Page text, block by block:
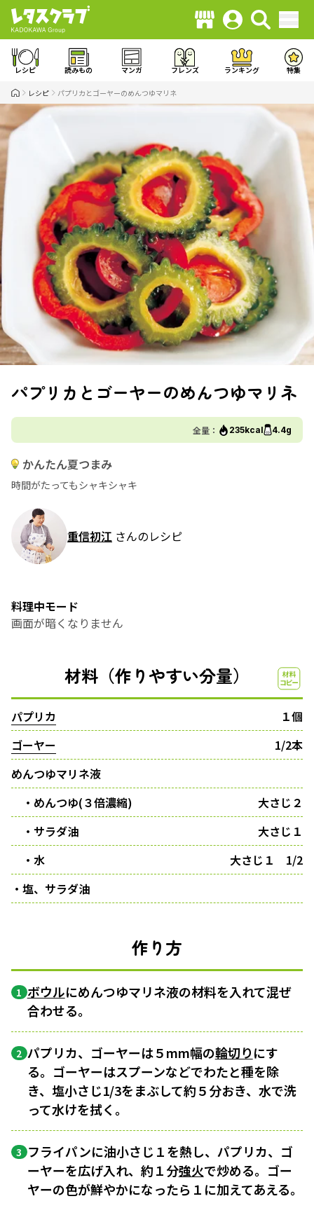
レシピ 読みもの マンガ フレンズ ランキング 特集
レシピ パプリカとゴーヤーのめんつゆマリネ
パプリカとゴーヤーのめんつゆマリネ
全量： 235kcal 4.4g
かんたん夏つまみ
時間がたってもシャキシャキ
重信初江 さんのレシピ
料理中モード
画面が暗くなりません
材料（作りやすい分量）
パプリカ
１個
ゴーヤー
1/2本
めんつゆマリネ液
・めんつゆ(３倍濃縮)
大さじ２
・サラダ油
大さじ１
・水
大さじ１ 1/2
・塩、サラダ油
作り方
1 ボウルにめんつゆマリネ液の材料を入れて混ぜ
合わせる。
2 パプリカ、ゴーヤーは５mm幅の輪切りにす
る。ゴーヤーはスプーンなどでわたと種を除
き、塩小さじ1/3をまぶして約５分おき、水で洗
って水けを拭く。
3 フライパンに油小さじ１を熱し、パプリカ、ゴ
ーヤーを広げ入れ、約１分強火で炒める。ゴー
ヤーの色が鮮やかになったら１に加えてあえる。